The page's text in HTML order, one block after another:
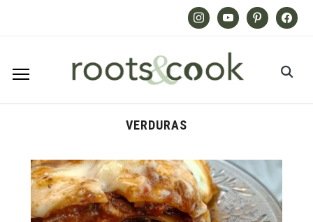
InstagramYoutube PinterestFacebook
VERDURAS